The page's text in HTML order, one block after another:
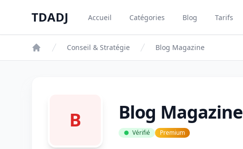
TDADJ
TDADJ Accueil Catégories Blog Tarifs
Conseil & Stratégie Blog Magazine
B Blog Magazine
Vérifié Premium